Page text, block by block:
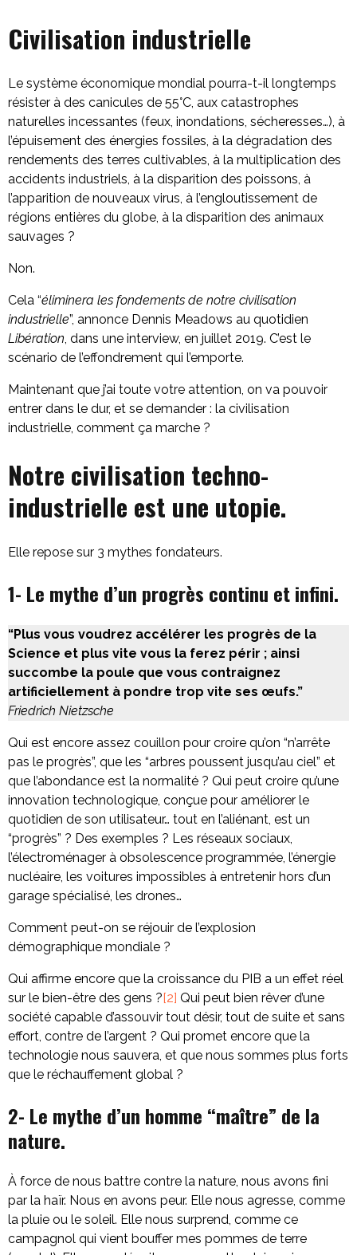
Civilisation industrielle
Le système économique mondial pourra-t-il longtemps
résister à des canicules de 55°C, aux catastrophes
naturelles incessantes (feux, inondations, sécheresses…), à
l’épuisement des énergies fossiles, à la dégradation des
rendements des terres cultivables, à la multiplication des
accidents industriels, à la disparition des poissons, à
l’apparition de nouveaux virus, à l’engloutissement de
régions entières du globe, à la disparition des animaux
sauvages ?
Non.
Cela “éliminera les fondements de notre civilisation
industrielle”, annonce Dennis Meadows au quotidien
Libération, dans une interview, en juillet 2019. C’est le
scénario de l’effondrement qui l’emporte.
Maintenant que j’ai toute votre attention, on va pouvoir
entrer dans le dur, et se demander : la civilisation
industrielle, comment ça marche ?
Notre civilisation techno-
industrielle est une utopie.
Elle repose sur 3 mythes fondateurs.
1- Le mythe d’un progrès continu et infini.
“Plus vous voudrez accélérer les progrès de la
Science et plus vite vous la ferez périr ; ainsi
succombe la poule que vous contraignez
artificiellement à pondre trop vite ses œufs.”
Friedrich Nietzsche
Qui est encore assez couillon pour croire qu’on “n’arrête
pas le progrès”, que les “arbres poussent jusqu’au ciel” et
que l’abondance est la normalité ? Qui peut croire qu’une
innovation technologique, conçue pour améliorer le
quotidien de son utilisateur… tout en l’aliénant, est un
“progrès” ? Des exemples ? Les réseaux sociaux,
l’électroménager à obsolescence programmée, l’énergie
nucléaire, les voitures impossibles à entretenir hors d’un
garage spécialisé, les drones…
Comment peut-on se réjouir de l’explosion
démographique mondiale ?
Qui affirme encore que la croissance du PIB a un effet réel
sur le bien-être des gens ?[2] Qui peut bien rêver d’une
société capable d’assouvir tout désir, tout de suite et sans
effort, contre de l’argent ? Qui promet encore que la
technologie nous sauvera, et que nous sommes plus forts
que le réchauffement global ?
2- Le mythe d’un homme “maître” de la
nature.
À force de nous battre contre la nature, nous avons fini
par la haïr. Nous en avons peur. Elle nous agresse, comme
la pluie ou le soleil. Elle nous surprend, comme ce
campagnol qui vient bouffer mes pommes de terre